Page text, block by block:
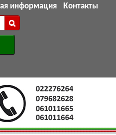
информация Контакты